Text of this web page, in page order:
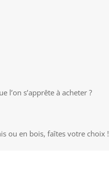
l’on s’apprête à acheter ?
ou en bois, faîtes votre choix !